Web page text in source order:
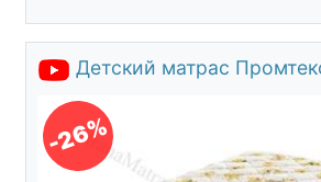
Детский матрас
-26%